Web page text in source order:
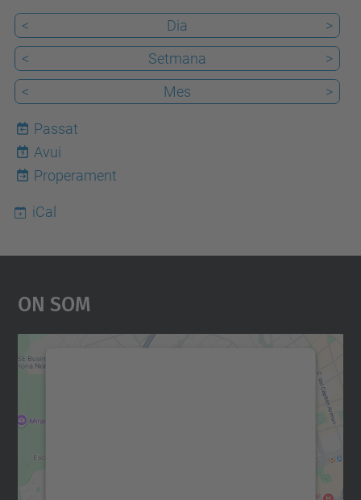
< Dia
>
<
Setmana
>
<
Mes >
Passat
9
Avui
Properament
iCal
On Som